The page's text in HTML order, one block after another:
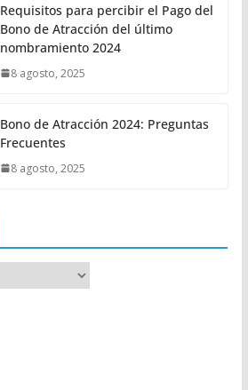
Requisitos para percibir el Pago del
Bono de Atracción del último
nombramiento 2024
8 agosto, 2025
Bono de Atracción 2024: Preguntas
Frecuentes
8 agosto, 2025